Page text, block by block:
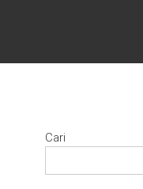
Cari